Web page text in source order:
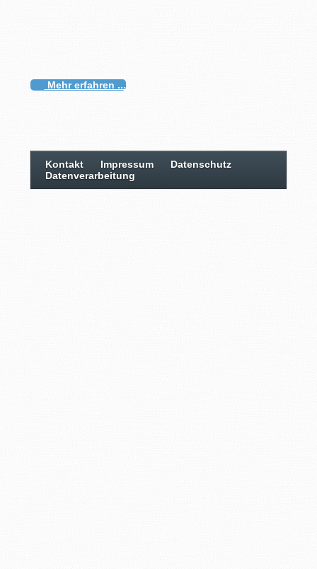
Mehr erfahren ...
Kontakt Impressum
Datenschutz
Datenverarbeitung